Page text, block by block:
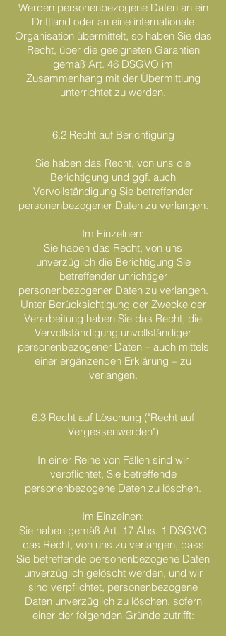
Werden personenbezogene Daten an ein
Drittland oder an eine internationale
Organisation übermittelt, so haben Sie das
Recht, über die geeigneten Garantien
gemäß Art. 46 DSGVO im
Zusammenhang mit der Übermittlung
unterrichtet zu werden.
6.2 Recht auf Berichtigung
Sie haben das Recht, von uns die
Berichtigung und ggf. auch
Vervollständigung Sie betreffender
personenbezogener Daten zu verlangen.
Im Einzelnen:
Sie haben das Recht, von uns
unverzüglich die Berichtigung Sie
betreffender unrichtiger
personenbezogener Daten zu verlangen.
Unter Berücksichtigung der Zwecke der
Verarbeitung haben Sie das Recht, die
Vervollständigung unvollständiger
personenbezogener Daten – auch mittels
einer ergänzenden Erklärung – zu
verlangen.
6.3 Recht auf Löschung ("Recht auf
Vergessenwerden")
In einer Reihe von Fällen sind wir
verpflichtet, Sie betreffende
personenbezogene Daten zu löschen.
Im Einzelnen:
Sie haben gemäß Art. 17 Abs. 1 DSGVO
das Recht, von uns zu verlangen, dass
Sie betreffende personenbezogene Daten
unverzüglich gelöscht werden, und wir
sind verpflichtet, personenbezogene
Daten unverzüglich zu löschen, sofern
einer der folgenden Gründe zutrifft: